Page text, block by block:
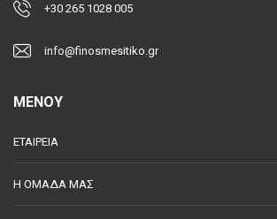
+30 265 1028 005
info@finosmesitiko.gr
MENOY
ΕΤΑΙΡΕΙΑ
Η ΟΜΑΔΑ ΜΑΣ